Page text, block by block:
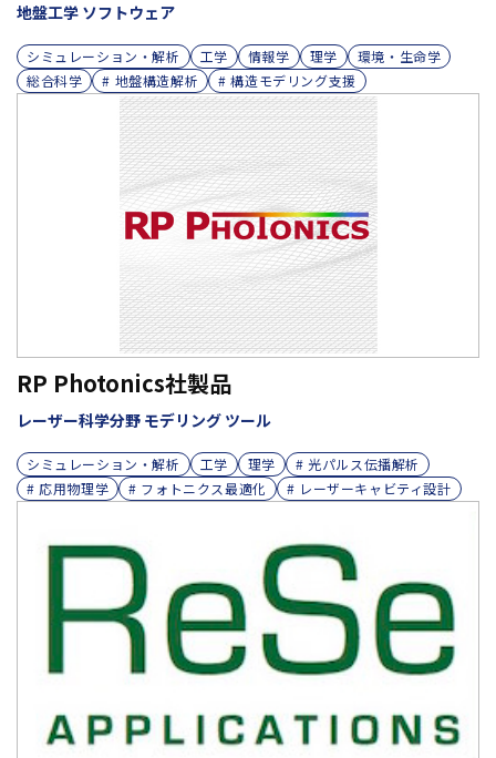
地盤工学 ソフトウェア
シミュレーション・解析 工学 情報学 理学
環境・生命学
総合科学
# 地盤構造解析 # 構造モデリング支援
RP Photonics社製品
レーザー科学分野 モデリング ツール
シミュレーション・解析 工学 理学
# 光パルス伝播解析
# 応用物理学
# フォトニクス最適化 # レーザーキャビティ設計